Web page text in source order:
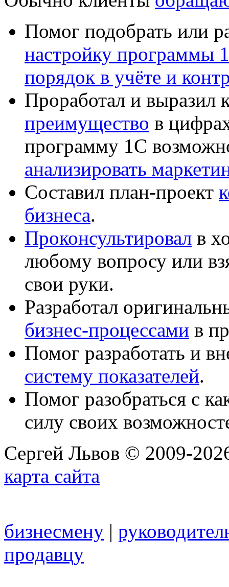
Помог подобрать или
настройку программы
порядок в учёте и
Проработал и выразил
преимущество в
программу 1С
анализировать
Составил план-проект
бизнеса.
Проконсультировал в
любому вопросу или
свои руки.
Разработал
бизнес-процессами в
Помог разработать и
систему показателей.
Помог разобраться с
силу своих
Сергей Львов © 2009-
карта сайта
бизнесмену |
продавцу